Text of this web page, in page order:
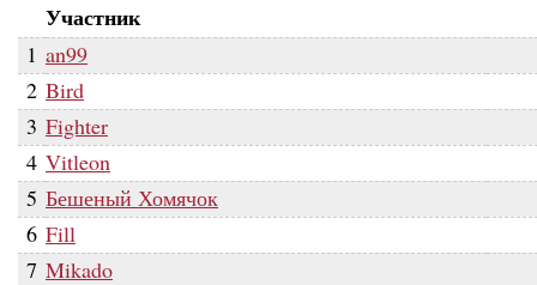
Участник
1 an99
2 Bird
3 Fighter
4 Vitleon
5 Бешеный Хомячок
6 Fill
7 Mikado